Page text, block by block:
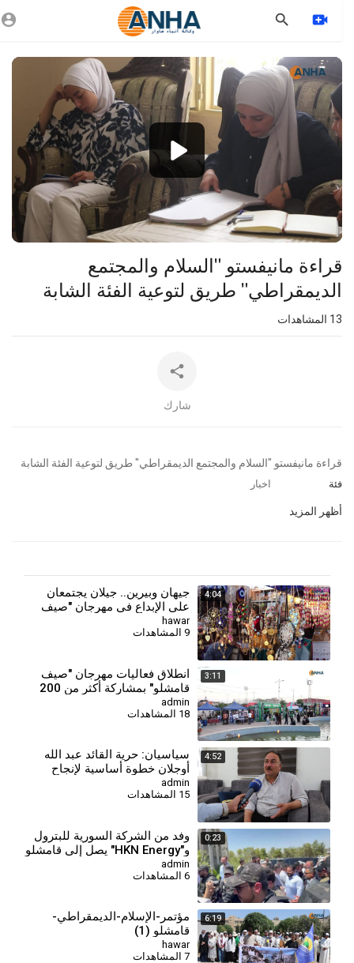
Video
Player
1080p
360p
240p
قراءة مانيفستو "السلام والمجتمع
الديمقراطي" طريق لتوعية الفئة الشابة
المشاهدات
شارك
⁣قراءة مانيفستو "السلام والمجتمع الديمقراطي" طريق لتوعية الفئة الشابة
فئة اخبار
أظهر المزيد
4:04
جيهان وبيرين.. جيلان يجتمعان
على الإبداع في مهرجان "صيف
قامشلو"
hawar
9 المشاهدات
3:11
انطلاق فعاليات مهرجان "صيف
قامشلو" بمشاركة أكثر من 200
شركة
admin
18 المشاهدات
4:52
⁣سياسيان: حرية القائد عبد الله
أوجلان خطوة أساسية لإنجاح
عملية السلام
admin
15 المشاهدات
0:23
وفد من الشركة السورية للبترول
و"HKN Energy" يصل إلى قامشلو
admin
6 المشاهدات
6:19
مؤتمر-الإسلام-الديمقراطي-
قامشلو (1)
hawar
7 المشاهدات